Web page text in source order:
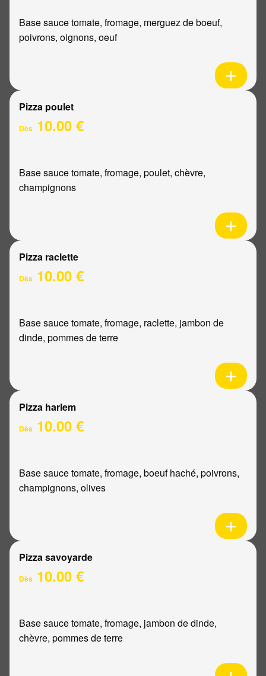
Base sauce tomate, fromage, merguez de boeuf,
poivrons, oignons, oeuf
Pizza poulet
Dès 10.00 €
Base sauce tomate, fromage, poulet, chèvre,
champignons
Pizza raclette
Dès 10.00 €
Base sauce tomate, fromage, raclette, jambon de
dinde, pommes de terre
Pizza harlem
Dès 10.00 €
Base sauce tomate, fromage, boeuf haché, poivrons,
champignons, olives
Pizza savoyarde
Dès 10.00 €
Base sauce tomate, fromage, jambon de dinde,
chèvre, pommes de terre